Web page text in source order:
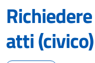
atti (civico)